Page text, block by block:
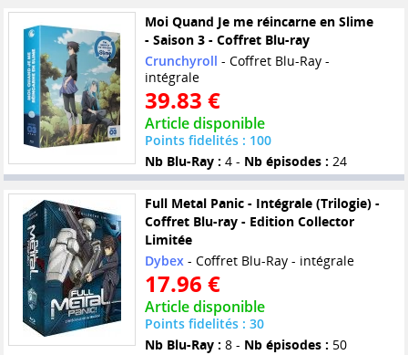
Moi Quand Je me réincarne en Slime
- Saison 3 - Coffret Blu-ray
Crunchyroll - Coffret Blu-Ray -
intégrale
39.83 €
Article disponible
Points fidelités : 100
Nb Blu-Ray : 4 - Nb épisodes : 24
Full Metal Panic - Intégrale (Trilogie) -
Coffret Blu-ray - Edition Collector
Limitée
Dybex- Coffret Blu-Ray - intégrale
17.96 €
Article disponible
Points fidelités : 30
Nb Blu-Ray : 8 - Nb épisodes : 50